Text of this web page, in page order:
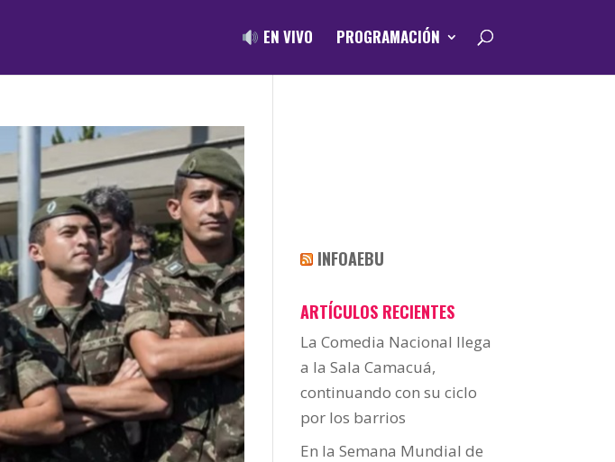
EN VIVO PROGRAMACIÓN
INFOAEBU
ARTÍCULOS RECIENTES
La Comedia Nacional llega
a la Sala Camacuá,
continuando con su ciclo
por los barrios
En la Semana Mundial de